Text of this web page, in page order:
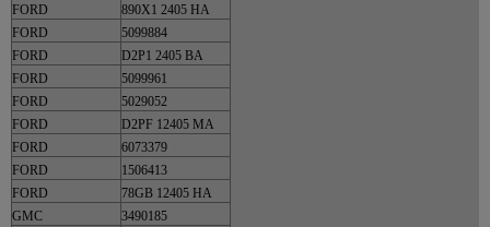
FORD
890X1 2405 HA
FORD
5099884
FORD
D2P1 2405 BA
FORD
5099961
FORD
5029052
FORD
D2PF 12405 MA
FORD
6073379
FORD
1506413
FORD
78GB 12405 HA
GMC
3490185